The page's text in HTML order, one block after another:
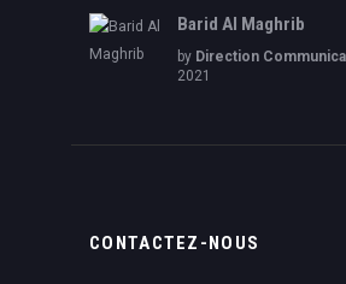
Barid Al Maghrib
by Direction
2021
CONTACTEZ-NOUS